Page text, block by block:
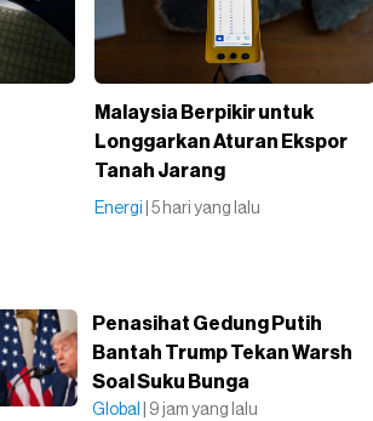
Malaysia Berpikir untuk
Longgarkan Aturan Ekspor
Tanah Jarang
Energi | 5 hari yang lalu
Penasihat Gedung Putih
Bantah Trump Tekan Warsh
Soal Suku Bunga
Global | 9 jam yang lalu